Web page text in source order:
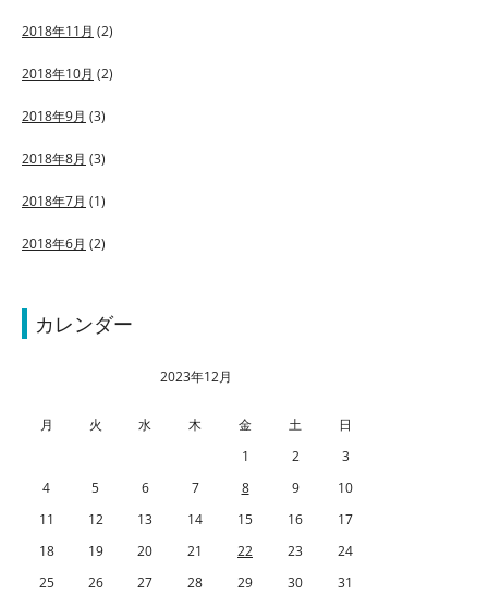
2018年11月 (2)
2018年10月 (2)
2018年9月 (3)
2018年8月 (3)
2018年7月 (1)
2018年6月 (2)
カレンダー
2023年12月
月 火 水 木 金 土
日
1
2
3
4
5 6 7 8 9
10
11
12 13 14 15 16
17
18
19 20 21 22 23
24
25
26 27 28 29 30
31